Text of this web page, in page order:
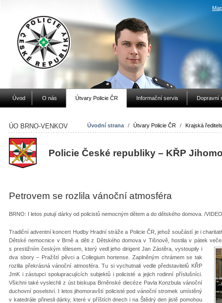
Úvod O nás Útvary Policie ČR Informační servis Dopravní
Úvodní strana / Útvary Policie ČR / Krajská
ÚO BRNO-VENKOV
Policie České republiky – KŘP
Petrovem se rozlila vánoční atmosféra
BRNO: I letos putují dárky od policistů nemocným dětem a do dětského domova. /
Tradiční adventní koncert Hudby Hradní stráže a Policie ČR, jehož součástí je i
Dětské nemocnice v Brně a děti z Dětského domova v Tišnově, hostila v pátek
s prestižním českým tělesem, který vedl jeho dirigent Jan Zástěra, vystoupily i
dva sbory – Pražští pěvci a Collegium hortense. Zaplněným chrámem se tak
rozlila překrásná vánoční atmosféra. Tu si vychutnali vedle představitelů KŘP
JmK i zástupci spolupracujících subjektů i policisté a jejich rodinní příslušníci.
Všichni také vyslechli z úst biskupa Brněnské diecéze Pavla Konzbula vánoční
duchovní poselství. I letos jihomoravští policisté pod vánoční stromek umístěný
v katedrále přinesli dárky, které v příštích dnech i na Štědrý den jistě pomohou